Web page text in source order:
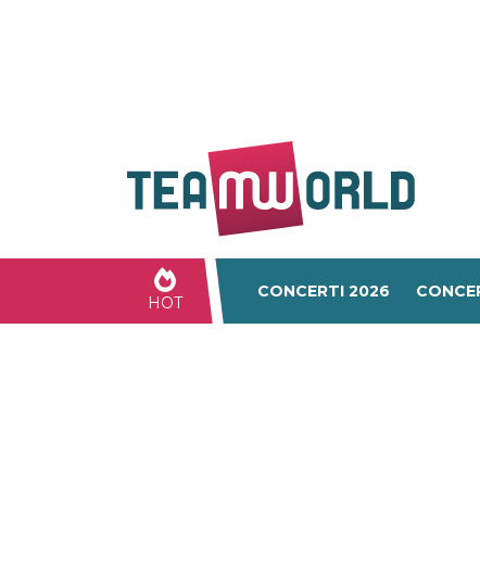
HOT
CONCERTI 2026